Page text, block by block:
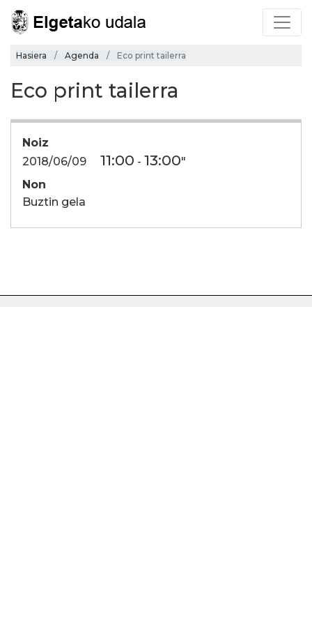
Hasiera Agenda Eco print tailerra
Eco print tailerra
Noiz
2018/06/09
11:00 - 13:00"
Non
Buztin gela